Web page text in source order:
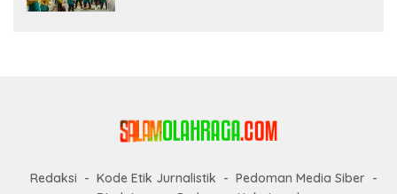
Redaksi Kode Etik Jurnalistik
Pedoman Media Siber